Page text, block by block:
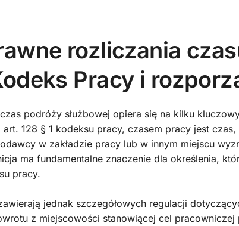
rozliczania
Pracy i
podróży służbowej opiera się na kilku
128 § 1 kodeksu pracy, czasem pracy jest
w zakładzie pracy lub w innym miejscu
ma fundamentalne znaczenie dla określenia,
pracy.
jednak szczegółowych regulacji
z miejscowości stanowiącej cel pracowniczej